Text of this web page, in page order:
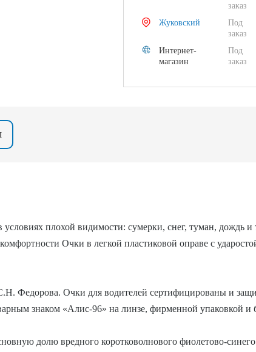
заказ
Жуковский
Под
заказ
Интернет-
магазин
Под
заказ
плохой видимости: сумерки, снег, туман, дождь
Очки в легкой пластиковой оправе с
Федорова. Очки для водителей сертифицированы и
знаком «Алис-96» на линзе, фирменной упаковкой и
долю вредного коротковолнового фиолетово-синего